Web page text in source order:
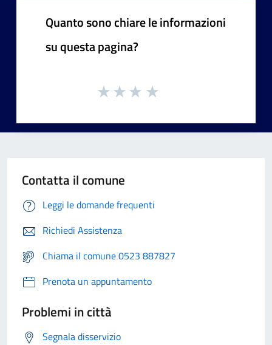
Quanto sono chiare le informazioni
su questa pagina?
Contatta il comune
Leggi le domande frequenti
Richiedi Assistenza
Chiama il comune 0523 887827
Prenota un appuntamento
Problemi in città
Segnala disservizio